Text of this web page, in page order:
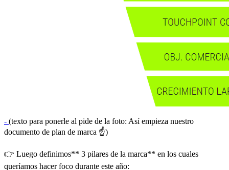
- (texto para ponerle al pide de la foto: Así empieza nuestro
documento de plan de marca ☝️)
👉 Luego definimos** 3 pilares de la marca** en los cuales
queríamos hacer foco durante este año: